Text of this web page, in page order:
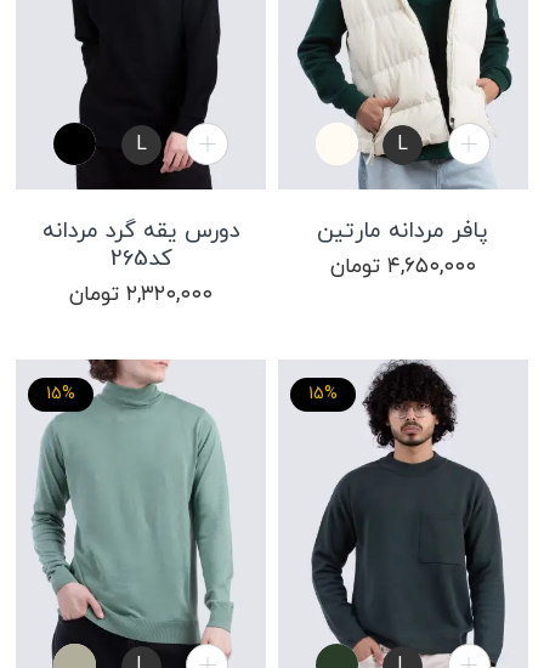
L
پافر مردانه مارتین
۴,۶۵۰,۰۰۰ تومان
L
دورس یقه گرد مردانه
کد265
۲,۳۲۰,۰۰۰ تومان
15%
MXL
15%